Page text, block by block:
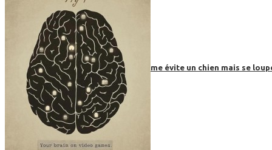
Roborace : une voiture autonome évite un chien mais se